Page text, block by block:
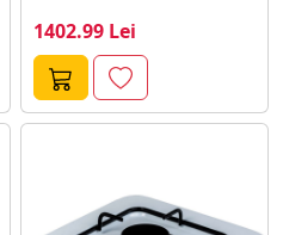
1402.99 Lei